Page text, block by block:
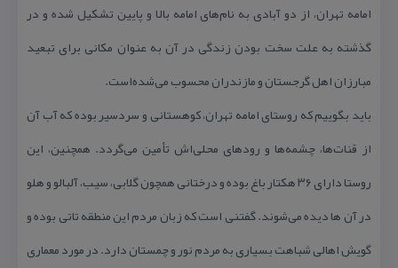
امامه تهران، از دو آبادی به نام‌های امامه بالا و پایین تشكیل شده و در
گذشته به علت سخت بودن زندگی در آن به عنوان مكانی برای تبعید
مبارزان اهل گرجستان و مازندران محسوب می‌شده‌است.
باید بگوییم كه روستای امامه تهران، كوهستانی و سردسیر بوده كه آب آن
از قنات‌ها، چشمه‌ها و رودهای محلی‌اش تأمین می‌گردد. همچنین، این
روستا دارای ۳۶ هكتار باغ بوده و درختانی همچون گلابی، سیب، آلبالو و هلو
در آن ها دیده می‌شوند. گفتنی است كه زبان مردم این منطقه تاتی بوده و
گویش اهالی شباهت بسیاری به مردم نور و چمستان دارد. در مورد معماری